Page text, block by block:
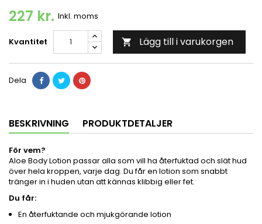
227 kr. Inkl. moms
Kvantitet  Lägg till i varukorgen
Dela
BESKRIVNING PRODUKTDETALJER
För vem?
Aloe Body Lotion passar alla som vill ha återfuktad och slät hud
över hela kroppen, varje dag. Du får en lotion som snabbt
tränger in i huden utan att kännas klibbig eller fet.
Du får:
En återfuktande och mjukgörande lotion